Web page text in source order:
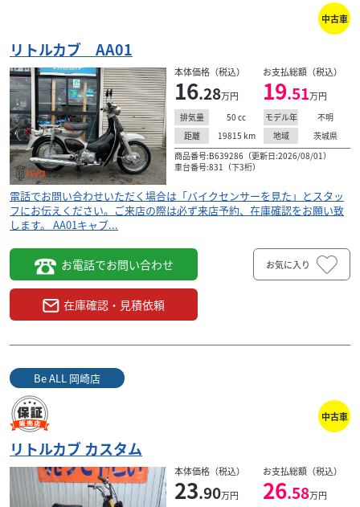
中古車
リトルカブ AA01
本体価格（税込）
16.28万円
お支払総額（税込）
19.51万円
排気量 50 cc モデル年
不明
距離
19815 km 地域
茨城県
商品番号:B639286（更新日:2026/08/01）
車台番号:831（下3桁）
電話でお問い合わせいただく場合は「バイクセンサーを見た」とスタッ
フにお伝えください。ご来店の際は必ず来店予約、在庫確認をお願い致
します。 AA01キャブ...
お電話でお問い合わせ
在庫確認・見積依頼
お気に入り
Be ALL 岡崎店
中古車
リトルカブ カスタム
本体価格（税込）
23.90万円
お支払総額（税込）
26.58万円